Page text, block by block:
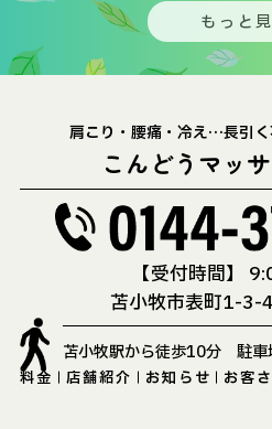
もっと
肩こり・腰痛・冷え…長引
こんどうマッ
【受付時間】
苫小牧市表町1-3-
苫小牧駅から徒歩10分 駐車
料金 店舗紹介 お知らせ お客